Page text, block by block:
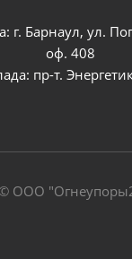
г. Барнаул, ул.
оф. 408
пр-т.
ООО